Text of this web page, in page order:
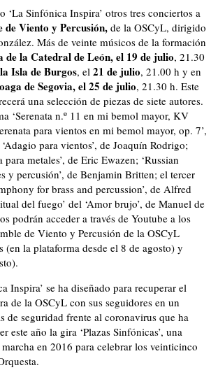
‘La Sinfónica Inspira’ otros tres conciertos a
de Viento y Percusión, de la OSCyL, dirigido
Más de veinte músicos de la formación
de la Catedral de León, el 19 de julio, 21.30
Isla de Burgos, el 21 de julio, 21.00 h y en
de Segovia, el 25 de julio, 21.30 h. Este
una selección de piezas de siete autores.
‘Serenata n.º 11 en mi bemol mayor, KV
para vientos en mi bemol mayor, op. 7’,
para vientos’, de Joaquín Rodrigo;
para metales’, de Eric Ewazen; ‘Russian
y percusión’, de Benjamin Britten; el tercer
for brass and percussion’, de Alfred
del fuego’ del ‘Amor brujo’, de Manuel de
podrán acceder a través de Youtube a los
de Viento y Percusión de la OSCyL
(en la plataforma desde el 8 de agosto) y
Inspira’ se ha diseñado para recuperar el
de la OSCyL con sus seguidores en un
de seguridad frente al coronavirus que ha
este año la gira ‘Plazas Sinfónicas’, una
en 2016 para celebrar los veinticinco